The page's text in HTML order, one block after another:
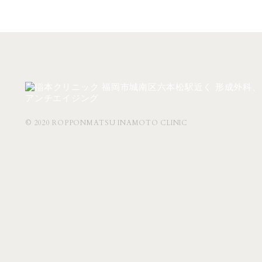
© 2020 ROPPONMATSU INAMOTO CLINIC